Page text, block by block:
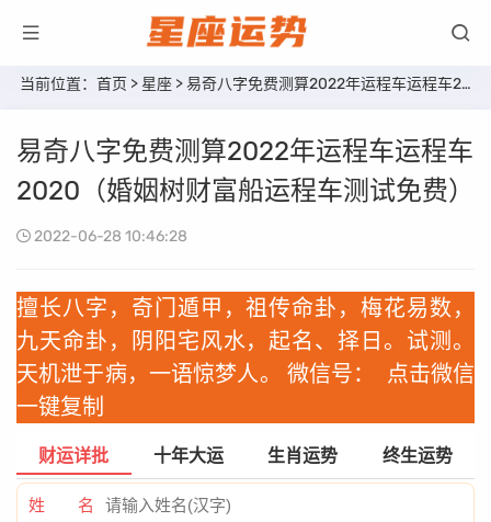
当前位置： 首页 > 星座 > 易奇八字免费测算2022年运程车运程车2020（婚姻树财富船运程车测试免费）
易奇八字免费测算2022年运程车运程车
2020（婚姻树财富船运程车测试免费）
2022-06-28 10:46:28
擅长八字，奇门遁甲，祖传命卦，梅花易数，
九天命卦，阴阳宅风水，起名、择日。试测。
天机泄于病，一语惊梦人。 微信号：
点击微信
一键复制
财运详批 十年大运 生肖运势 终生运势
姓 名